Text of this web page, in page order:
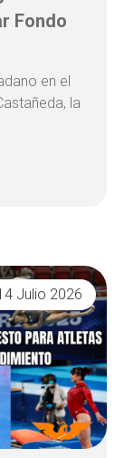
Fondo
en el
la
Julio 2026